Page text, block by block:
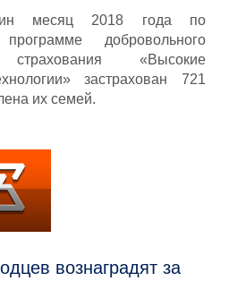
месяц 2018 года по
программе добровольного
страхования «Высокие
застрахован 721
их семей.
вознаградят за